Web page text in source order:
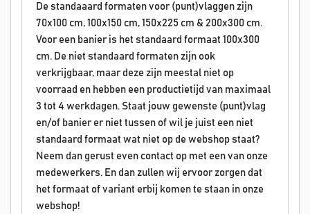
De standaaard formaten voor (punt)vlaggen zijn
70x100 cm, 100x150 cm, 150x225 cm & 200x300 cm.
Voor een banier is het standaard formaat 100x300
cm. De niet standaard formaten zijn ook
verkrijgbaar, maar deze zijn meestal niet op
voorraad en hebben een productietijd van maximaal
3 tot 4 werkdagen. Staat jouw gewenste (punt)vlag
en/of banier er niet tussen of wil je juist een niet
standaard formaat wat niet op de webshop staat?
Neem dan gerust even contact op met een van onze
medewerkers. En dan zullen wij ervoor zorgen dat
het formaat of variant erbij komen te staan in onze
webshop!